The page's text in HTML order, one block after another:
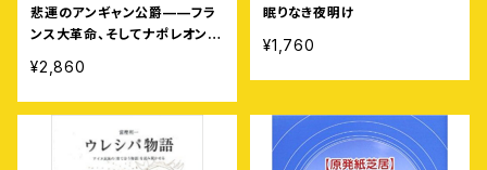
悲運のアンギャン公爵——フラ
ンス大革命、そしてナポレオン独
¥2,860
眠りなき夜明け
¥1,760